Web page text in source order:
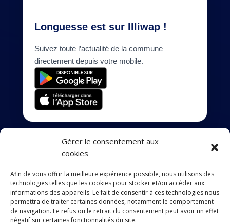
Gérer le consentement aux
cookies
Afin de vous offrir la meilleure expérience possible, nous utilisons des
technologies telles que les cookies pour stocker et/ou accéder aux
informations des appareils. Le fait de consentir à ces technologies nous
permettra de traiter certaines données, notamment le comportement
de navigation. Le refus ou le retrait du consentement peut avoir un effet
négatif sur certaines fonctionnalités du site.
Longuesse est sur Illiwap !
Suivez toute l’actualité de la commune
directement depuis votre mobile.
Mentions légales
Déclaration de confidentialité
Accessibilité